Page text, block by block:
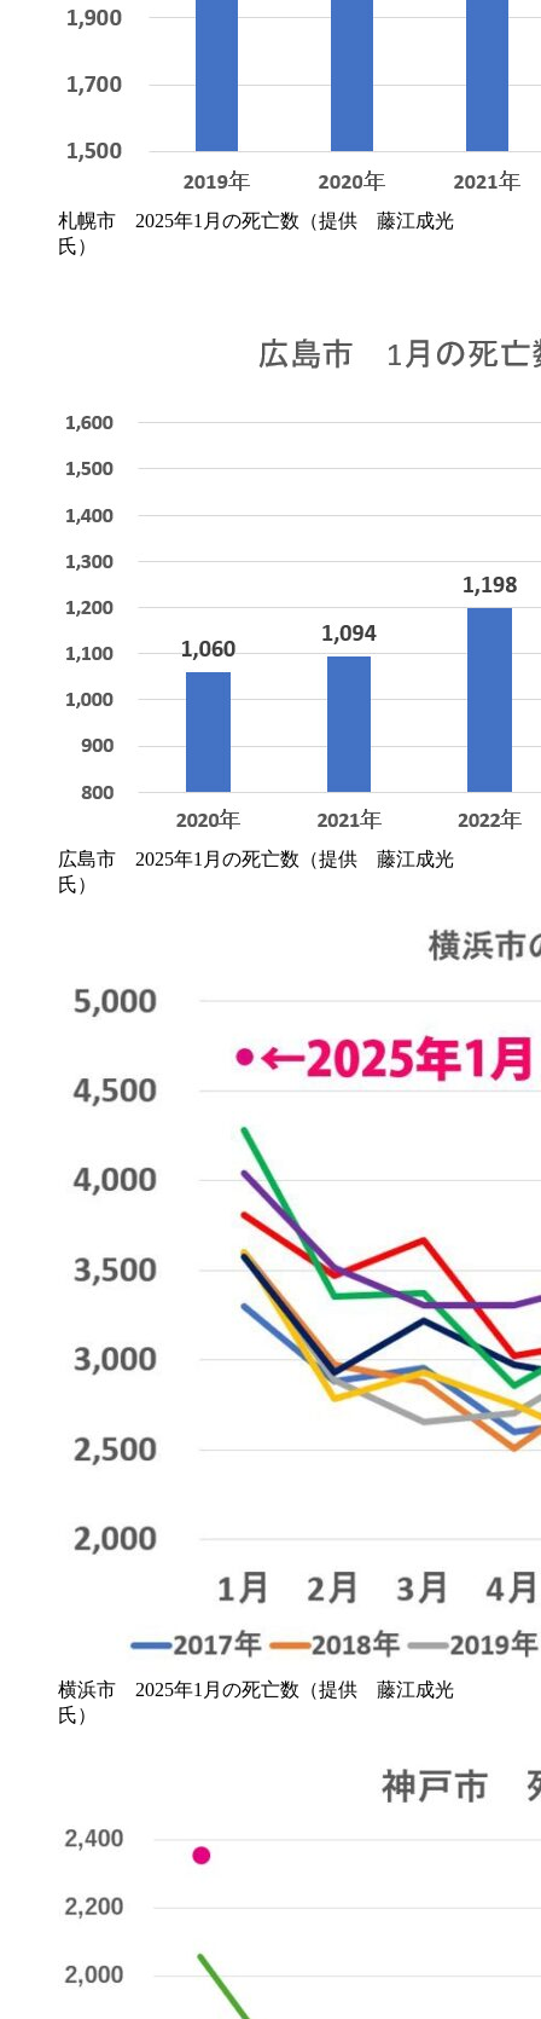
札幌市 2025年1月の死亡数（提供 藤江成光
氏）
広島市 2025年1月の死亡数（提供 藤江成光
氏）
横浜市 2025年1月の死亡数（提供 藤江成光
氏）